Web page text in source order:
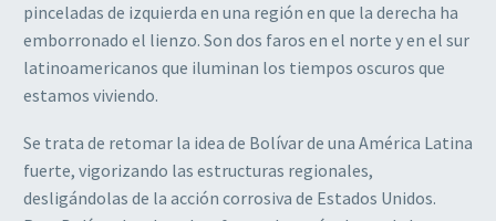
pinceladas de izquierda en una región en que la derecha ha
emborronado el lienzo. Son dos faros en el norte y en el sur
latinoamericanos que iluminan los tiempos oscuros que
estamos viviendo.
Se trata de retomar la idea de Bolívar de una América Latina
fuerte, vigorizando las estructuras regionales,
desligándolas de la acción corrosiva de Estados Unidos.